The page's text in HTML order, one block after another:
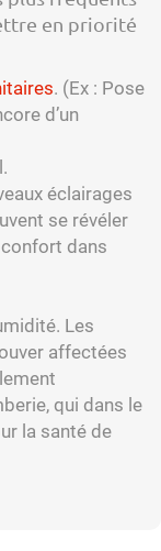
en priorité
. (Ex : Pose
d’un
éclairages
se révéler
dans
Les
affectées
qui dans le
la santé de